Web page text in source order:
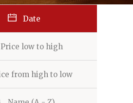
Date
Price low to high
from high to low